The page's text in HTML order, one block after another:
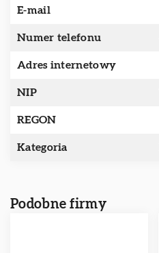
E-mail
Numer telefonu
Adres internetowy
NIP
REGON
Kategoria
Podobne firmy